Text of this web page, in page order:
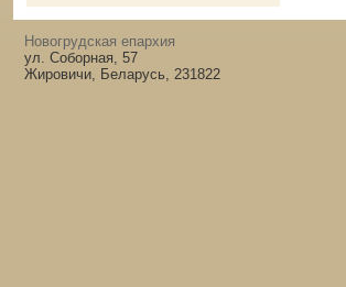
Новогрудская епархия
ул. Соборная, 57
Жировичи, Беларусь, 231822